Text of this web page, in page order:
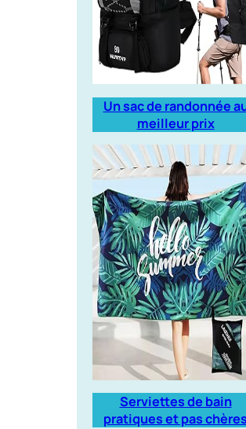
Un sac de randonnée
meilleur prix
Serviettes de bain
pratiques et pas chères